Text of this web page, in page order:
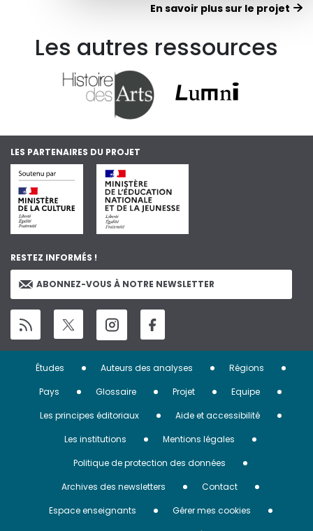
En savoir plus sur le projet
Les autres ressources
LES PARTENAIRES DU PROJET
RESTEZ INFORMÉS !
ABONNEZ-VOUS À NOTRE NEWSLETTER
Menu
Pied
page
Études Auteurs des analyses
Régions
Pays
Glossaire Projet
Equipe
Les principes éditoriaux
Aide et accessibilité
Les institutions
Mentions légales
Politique de protection des données
Archives des newsletters
Contact
Espace enseignants
Gérer mes cookies